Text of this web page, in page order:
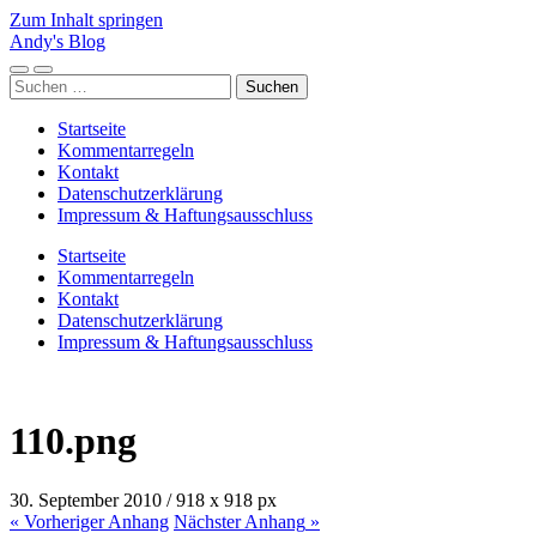
Zum Inhalt springen
Andy's Blog
Mobile-
Menü
Suchfeld
ein-/ausblenden
Suchen
nach:
Startseite
Kommentarregeln
Kontakt
Datenschutzerklärung
Impressum & Haftungsausschluss
Startseite
Kommentarregeln
Kontakt
Datenschutzerklärung
Impressum & Haftungsausschluss
110.png
30. September 2010 /918 x 918 px
« VorherigerAnhang NächsterAnhang »